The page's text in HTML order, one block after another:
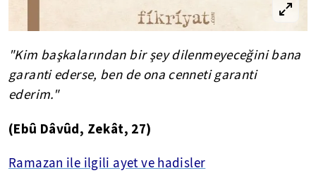
"Kim başkalarından bir şey dilenmeyeceğini bana
garanti ederse, ben de ona cenneti garanti
ederim."
(Ebû Dâvûd, Zekât, 27)
Ramazan ile ilgili ayet ve hadisler